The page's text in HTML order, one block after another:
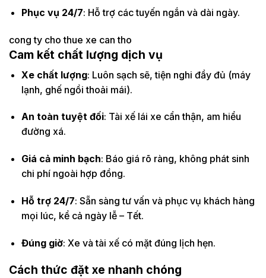
Phục vụ 24/7: Hỗ trợ các tuyến ngắn và dài ngày.
cong ty cho thue xe can tho
Cam kết chất lượng dịch vụ
Xe chất lượng: Luôn sạch sẽ, tiện nghi đầy đủ (máy
lạnh, ghế ngồi thoải mái).
An toàn tuyệt đối: Tài xế lái xe cẩn thận, am hiểu
đường xá.
Giá cả minh bạch: Báo giá rõ ràng, không phát sinh
chi phí ngoài hợp đồng.
Hỗ trợ 24/7: Sẵn sàng tư vấn và phục vụ khách hàng
mọi lúc, kể cả ngày lễ – Tết.
Đúng giờ: Xe và tài xế có mặt đúng lịch hẹn.
Cách thức đặt xe nhanh chóng